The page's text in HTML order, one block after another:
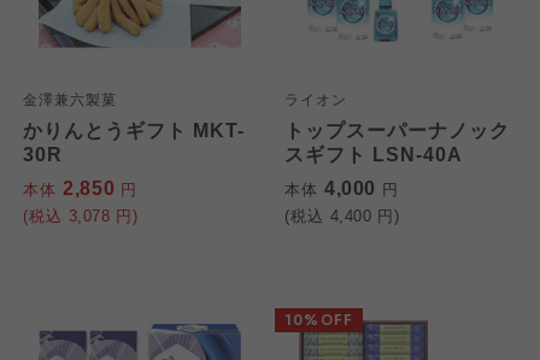
金澤兼六製菓
かりんとうギフト MKT-
30R
本体 2,850 円
(税込 3,078 円)
ライオン
トップスーパーナノック
スギフト LSN-40A
本体 4,000 円
(税込 4,400 円)
10%OFF